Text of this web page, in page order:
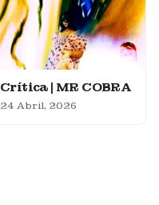
Crítica | MR COBRA
24 Abril, 2026